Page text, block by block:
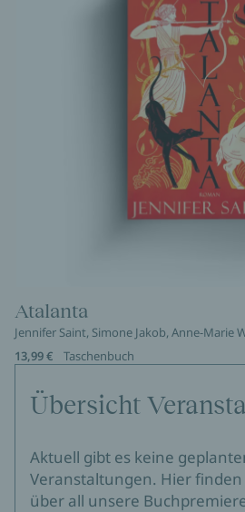
Atalanta
Jennifer Saint, Simone Jakob, Anne-Marie
13,99 €
Taschenbuch
Übersicht
Aktuell gibt es keine
Veranstaltungen. Hier finden
über all unsere